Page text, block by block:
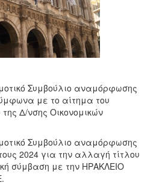
Συμβούλιο αναμόρφωσης
με το αίτημα του
Δ/νσης Οικονομικών
Συμβούλιο αναμόρφωσης
2024 για την αλλαγή τίτλου
σύμβαση με την ΗΡΑΚΛΕΙΟ